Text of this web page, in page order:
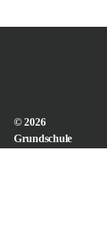
© 2026
Grundschule